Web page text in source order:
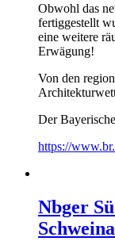
Obwohl das
fertiggestellt
eine weitere
Erwägung!
Von den
Der
https://
Nbger